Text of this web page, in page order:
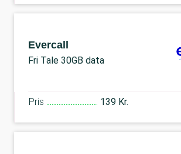
Evercall
Fri Tale 30GB data
Pris 139 Kr.